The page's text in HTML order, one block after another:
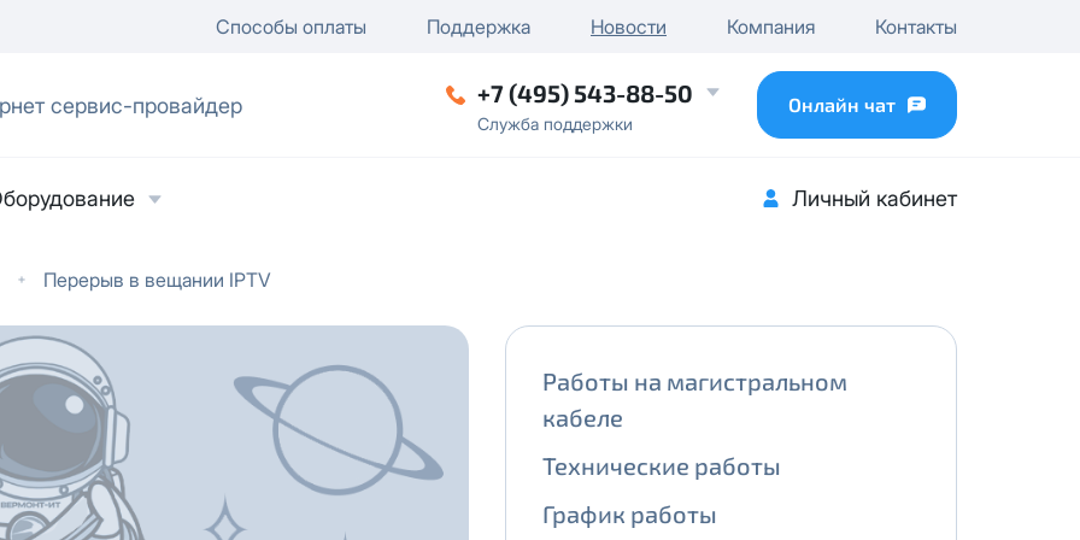
Способы оплаты Поддержка Новости Компания Контакты
сервис-провайдер +7 (495) 543-88-50
Служба поддержки
Онлайн чат
Личный кабинет
Перерыв в вещании IPTV
Работы на магистральном
кабеле
Технические работы
График работы
на обработку персональных данныхв
сПолитикой в отношении обработки
данных
лицо
/ отключение публичного IP
...